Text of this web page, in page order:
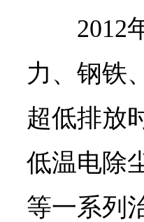
2012
力、钢铁
超低排放
低温电除
等一系列